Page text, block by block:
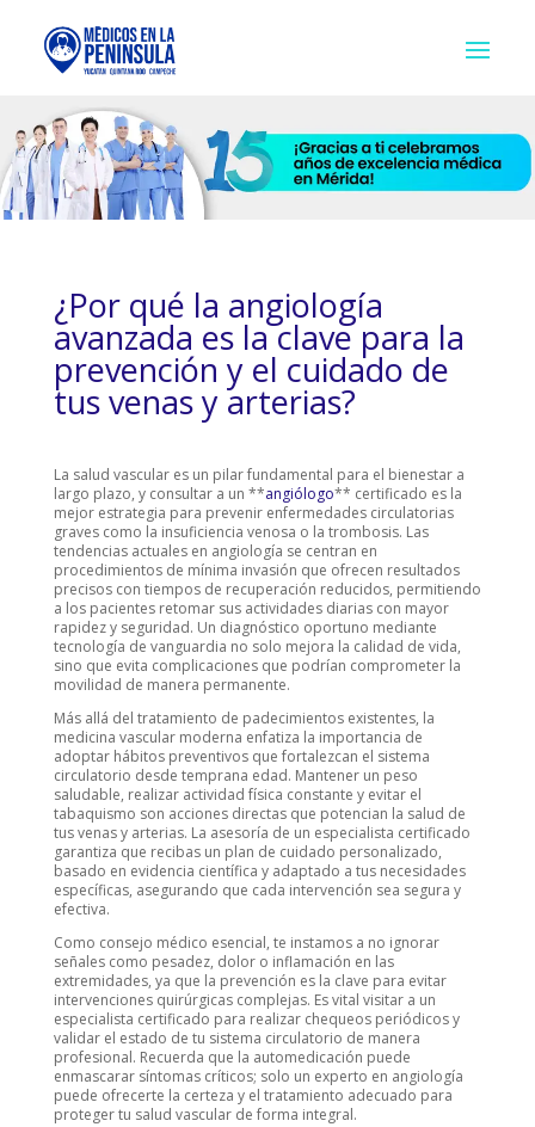
¿Por qué la angiología
avanzada es la clave para la
prevención y el cuidado de
tus venas y arterias?
La salud vascular es un pilar fundamental para el bienestar a
largo plazo, y consultar a un **angiólogo** certificado es la
mejor estrategia para prevenir enfermedades circulatorias
graves como la insuficiencia venosa o la trombosis. Las
tendencias actuales en angiología se centran en
procedimientos de mínima invasión que ofrecen resultados
precisos con tiempos de recuperación reducidos, permitiendo
a los pacientes retomar sus actividades diarias con mayor
rapidez y seguridad. Un diagnóstico oportuno mediante
tecnología de vanguardia no solo mejora la calidad de vida,
sino que evita complicaciones que podrían comprometer la
movilidad de manera permanente.
Más allá del tratamiento de padecimientos existentes, la
medicina vascular moderna enfatiza la importancia de
adoptar hábitos preventivos que fortalezcan el sistema
circulatorio desde temprana edad. Mantener un peso
saludable, realizar actividad física constante y evitar el
tabaquismo son acciones directas que potencian la salud de
tus venas y arterias. La asesoría de un especialista certificado
garantiza que recibas un plan de cuidado personalizado,
basado en evidencia científica y adaptado a tus necesidades
específicas, asegurando que cada intervención sea segura y
efectiva.
Como consejo médico esencial, te instamos a no ignorar
señales como pesadez, dolor o inflamación en las
extremidades, ya que la prevención es la clave para evitar
intervenciones quirúrgicas complejas. Es vital visitar a un
especialista certificado para realizar chequeos periódicos y
validar el estado de tu sistema circulatorio de manera
profesional. Recuerda que la automedicación puede
enmascarar síntomas críticos; solo un experto en angiología
puede ofrecerte la certeza y el tratamiento adecuado para
proteger tu salud vascular de forma integral.